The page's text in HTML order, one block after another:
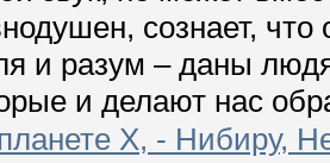
сознает,
и разум – даны
и делают нас
Х, - Нибиру,